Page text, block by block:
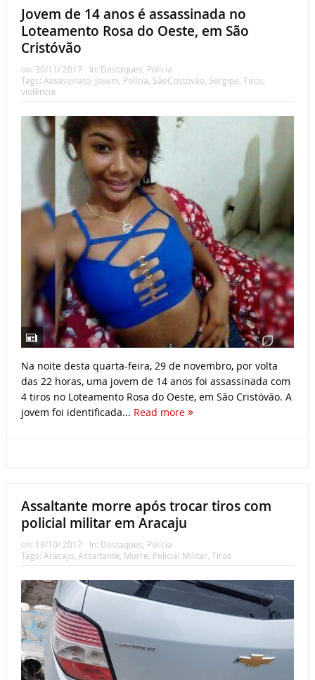
Jovem de 14 anos é assassinada no
Loteamento Rosa do Oeste, em São
Cristóvão
on: 30/11/ 2017 In: Destaques Polícia
Tags: Assassinato, Jovem Polícia SãoCristóvão, Sergipe Tiros
violência
Na noite desta quarta-feira, 29 de novembro, por volta
das 22 horas, uma jovem de 14 anos foi assassinada com
4 tiros no Loteamento Rosa do Oeste, em São Cristóvão. A
jovem foi identificada... Read more
Assaltante morre após trocar tiros com
policial militar em Aracaju
on: 18/10/ 2017 In: Destaques Polícia
Tags: Aracaju Assaltante Morre Policial Militar, Tiros